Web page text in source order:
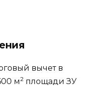
вычет в
м2 площади ЗУ